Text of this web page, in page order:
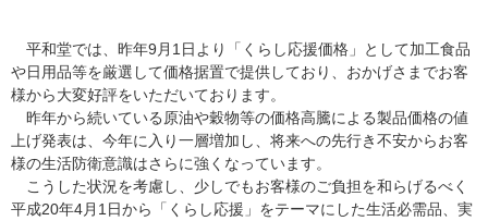
平和堂では、昨年9月1日より「くらし応援価格」として加工食品
や日用品等を厳選して価格据置で提供しており、おかげさまでお客
様から大変好評をいただいております。
昨年から続いている原油や穀物等の価格高騰による製品価格の値
上げ発表は、今年に入り一層増加し、将来への先行き不安からお客
様の生活防衛意識はさらに強くなっています。
こうした状況を考慮し、少しでもお客様のご負担を和らげるべく
平成20年4月1日から「くらし応援」をテーマにした生活必需品、実